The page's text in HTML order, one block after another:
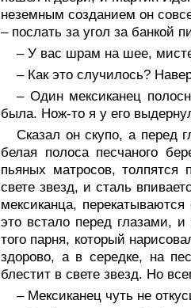
неземным созданием он
– послать за угол за банкой
– У вас шрам на шее,
– Как это случилось?
– Один мексиканец
была. Нож-то я у его
Сказал он скупо, а перед
белая полоса песчаного
пьяных матросов, толпятся
свете звезд, и сталь
мексиканца,
это встало перед глазами,
того парня, который
здорово, а в середке, на
блестит в свете звезд. Но
– Мексиканец чуть не